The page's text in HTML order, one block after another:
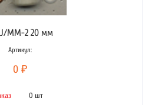
MM-2 20 мм
Артикул:
0 ₽
0 шт